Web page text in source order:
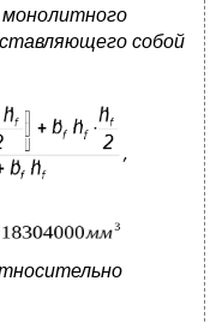
монолитного
собой